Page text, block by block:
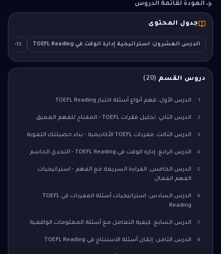
العودة لقائمة الدروس
جدول المحتوى
الدرس العشرون: استراتيجية إدارة الوقت في TOEFL Reading
دروس القسم (
20
)
1 الدرس الأول: فهم أنواع أسئلة اختبار TOEFL Reading
2 الدرس الثاني: تحليل فقرات TOEFL - المفتاح للفهم العميق
3 الدرس الثالث: مفردات TOEFL الأكاديمية - بناء حصيلتك اللغوية
4 الدرس الرابع: إدارة الوقت في TOEFL Reading - التحدي الحاسم
5
الدرس الخامس: القراءة السريعة مع الفهم - استراتيجيات
الفهم الفعال
6
الدرس السادس: استراتيجيات أسئلة المفردات في TOEFL
Reading
7 الدرس السابع: كيفية التعامل مع أسئلة المعلومات الواقعية
8 الدرس الثامن: إتقان أسئلة الاستنتاج في TOEFL Reading